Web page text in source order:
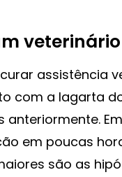
veterinário
assistência
com a lagarta
em poucas
são as